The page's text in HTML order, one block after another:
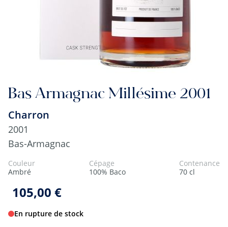
Bas Armagnac Millésime 2001
Charron
2001
Bas-Armagnac
Couleur
Ambré
Cépage
100% Baco
Contenance
70 cl
105,00 €
En rupture de stock